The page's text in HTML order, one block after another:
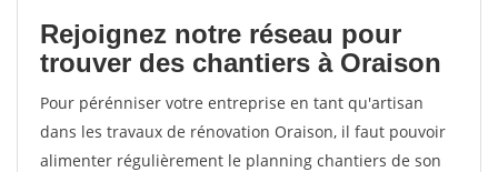
Rejoignez notre réseau pour
trouver des chantiers à Oraison
Pour pérénniser votre entreprise en tant qu'artisan
dans les travaux de rénovation Oraison, il faut pouvoir
alimenter régulièrement le planning chantiers de son